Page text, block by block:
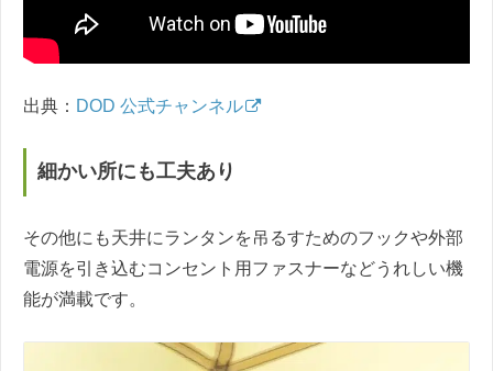
出典： DOD 公式チャンネル
細かい所にも工夫あり
その他にも天井にランタンを吊るすためのフックや外部
電源を引き込むコンセント用ファスナーなどうれしい機
能が満載です。